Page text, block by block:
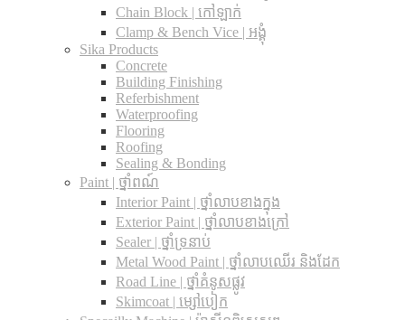
Chain Block | កៅឡាក់
Clamp & Bench Vice | អង្គុំ
Sika Products
Concrete
Building Finishing
Referbishment
Waterproofing
Flooring
Roofing
Sealing & Bonding
Paint | ថ្នាំពណ៍
Interior Paint | ថ្នាំលាបខាងក្នុង
Exterior Paint | ថ្នាំលាបខាងក្រៅ
Sealer | ថ្នាំទ្រនាប់
Metal Wood Paint | ថ្នាំលាបឈើរ និងដែក
Road Line | ថ្នាំគំនូសផ្លូវ
Skimcoat | ម្សៅបៀក